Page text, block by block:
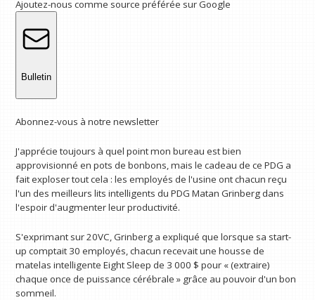
Ajoutez-nous comme source préférée sur Google
Bulletin
Abonnez-vous à notre newsletter
J'apprécie toujours à quel point mon bureau est bien
approvisionné en pots de bonbons, mais le cadeau de ce PDG a
fait exploser tout cela : les employés de l'usine ont chacun reçu
l'un des meilleurs lits intelligents du PDG Matan Grinberg dans
l'espoir d'augmenter leur productivité.
S'exprimant sur 20VC, Grinberg a expliqué que lorsque sa start-
up comptait 30 employés, chacun recevait une housse de
matelas intelligente Eight Sleep de 3 000 $ pour « (extraire)
chaque once de puissance cérébrale » grâce au pouvoir d'un bon
sommeil.